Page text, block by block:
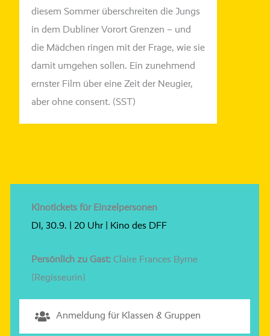
diesem Sommer über­schrei­ten die Jungs
in dem Dubliner Vorort Grenzen – und
die Mädchen rin­gen mit der Frage, wie sie
damit umge­hen sol­len. Ein zuneh­mend
erns­ter Film über eine Zeit der Neugier,
aber ohne con­sent. (SST)
Kinotickets für Einzelpersonen
DI, 30.9. | 20 Uhr | Kino des DFF
Persönlich zu Gast: Claire Frances Byrne
(Regisseurin)
Anmeldung für Klassen & Gruppen